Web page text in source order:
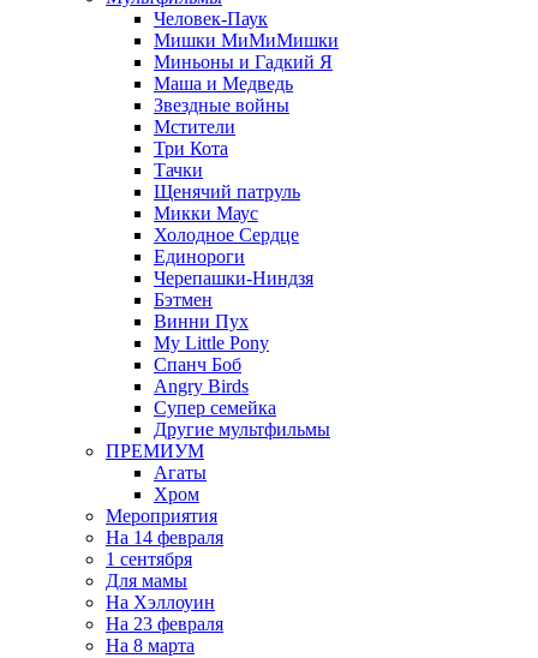
Человек-Паук
Мишки МиМиМишки
Миньоны и Гадкий Я
Маша и Медведь
Звездные войны
Мстители
Три Кота
Тачки
Щенячий патруль
Микки Маус
Холодное Сердце
Единороги
Черепашки-Ниндзя
Бэтмен
Винни Пух
My Little Pony
Спанч Боб
Angry Birds
Супер семейка
Другие мультфильмы
ПРЕМИУМ
Агаты
Хром
Мероприятия
На 14 февраля
1 сентября
Для мамы
На Хэллоуин
На 23 февраля
На 8 марта